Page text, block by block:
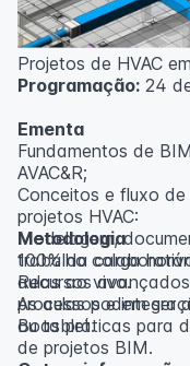
Projetos de HVAC
Programação: 24
Ementa
Fundamentos de
AVAC&R;
Conceitos e fluxo
projetos HVAC:
Modelagem,
trabalho
Recursos
processos e
Boas práticas para
de projetos BIM.
Metodologia
100% da carga
aulas ao vivo.
As aulas podem ser
ou tablet.